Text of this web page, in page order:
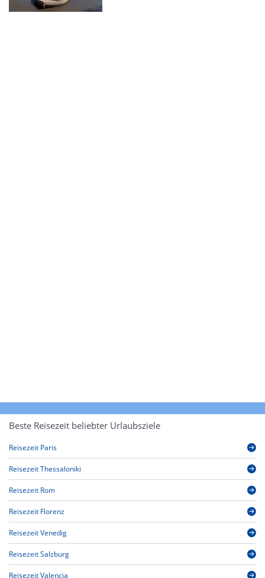
Beste Reisezeit beliebter Urlaubsziele
Reisezeit Paris
Reisezeit Thessaloniki
Reisezeit Rom
Reisezeit Florenz
Reisezeit Venedig
Reisezeit Salzburg
Reisezeit Valencia